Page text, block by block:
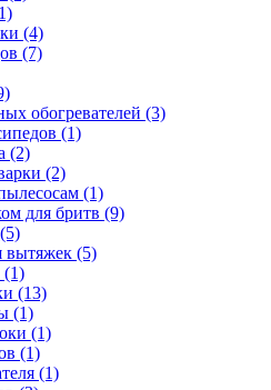
(4)
(7)
обогревателей (3)
(1)
(2)
(2)
(1)
для бритв (9)
вытяжек (5)
(1)
(13)
(1)
(1)
(1)
(1)